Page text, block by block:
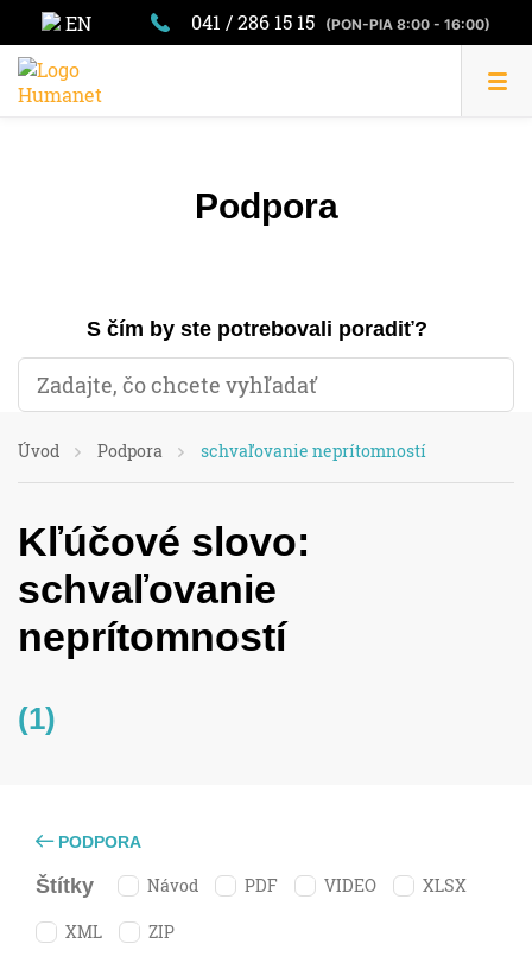
EN 041 / 286 15 15 (PON-PIA 8:00 - 16:00)
Podpora
S čím by ste potrebovali poradiť?
Úvod Podpora schvaľovanie neprítomností
Kľúčové slovo:
schvaľovanie
neprítomností
(1)
PODPORA
Štítky Návod PDF VIDEO XLSX
XML ZIP